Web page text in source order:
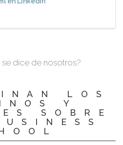
se dice de nosotros?
LOS
Y
SOBRE